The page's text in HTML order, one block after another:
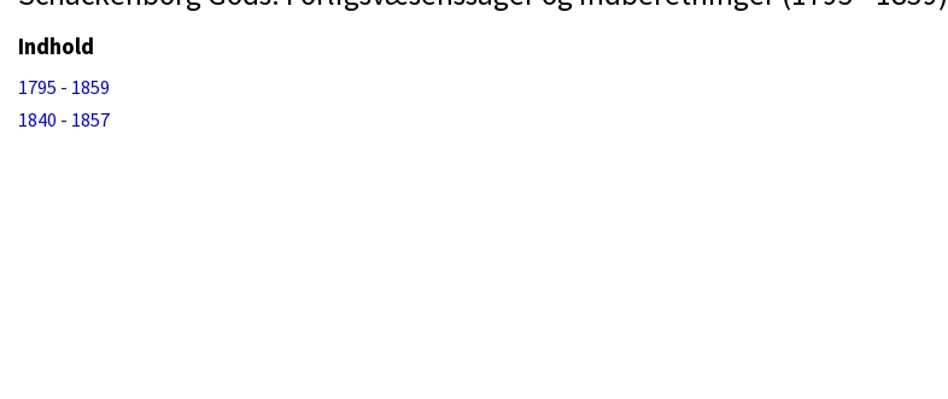
Indhold
1795 - 1859
1840 - 1857